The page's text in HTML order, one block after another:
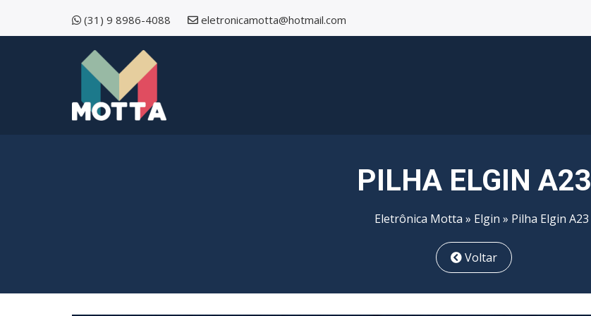
(31) 9 8986-4088 eletronicamotta@hotmail.com
PILHA ELGIN A23
Eletrônica Motta » Elgin » Pilha Elgin A23
Voltar